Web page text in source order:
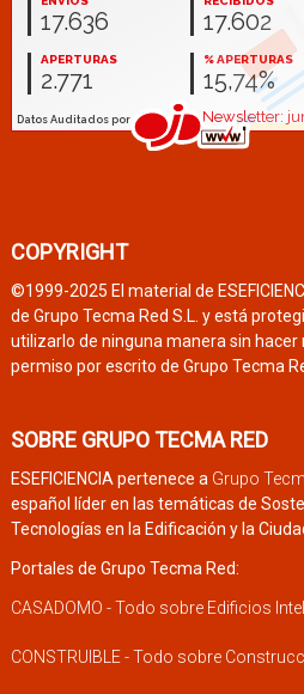
COPYRIGHT
©1999-2025 El material de
de Grupo Tecma Red S.L. y está
utilizarlo de ninguna manera sin
permiso por escrito de Grupo Tecma
SOBRE GRUPO TECMA RED
ESEFICIENCIA pertenece a Grupo
español líder en las temáticas de
Tecnologías en la Edificación y la
Portales de Grupo Tecma Red:
CASADOMO - Todo sobre Edificios
CONSTRUIBLE - Todo sobre